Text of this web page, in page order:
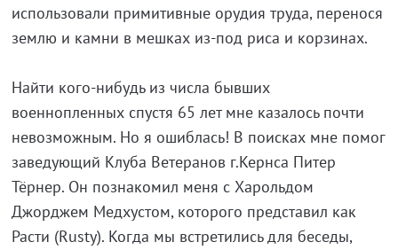
использовали примитивные орудия труда, перенося
землю и камни в мешках из-под риса и корзинах.
Найти кого-нибудь из числа бывших
военнопленных спустя 65 лет мне казалось почти
невозможным. Но я ошиблась! В поисках мне помог
заведующий Клуба Ветеранов г.Кернса Питер
Тёрнер. Он познакомил меня с Харольдом
Джорджем Медхустом, которого представил как
Расти (Rusty). Когда мы встретились для беседы,